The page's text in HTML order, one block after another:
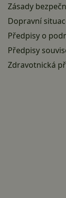
Zásady
Dopravní
Předpisy o
Předpisy
Zdravotnická